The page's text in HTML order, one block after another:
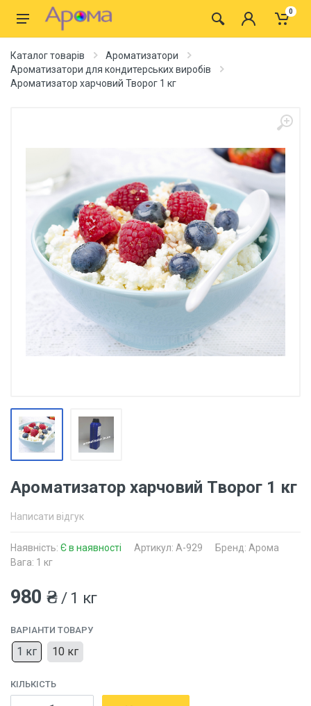
0
Каталог товарів
Ароматизатори
Ароматизатори для кондитерських виробів
Ароматизатор харчовий Творог 1 кг
Ароматизатор харчовий Творог 1 кг
Написати відгук
Наявність: Є в наявності Артикул: A-929
Бренд: Арома
Вага: 1 кг
980 ₴ / 1 кг
ВАРІАНТИ ТОВАРУ
1 кг 10 кг
КІЛЬКІСТЬ